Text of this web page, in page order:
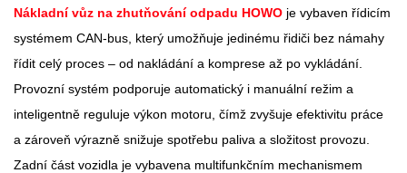
Nákladní vůz na zhutňování odpadu HOWO je vybaven řídicím
systémem CAN-bus, který umožňuje jedinému řidiči bez námahy
řídit celý proces – od nakládání a komprese až po vykládání.
Provozní systém podporuje automatický i manuální režim a
inteligentně reguluje výkon motoru, čímž zvyšuje efektivitu práce
a zároveň výrazně snižuje spotřebu paliva a složitost provozu.
Zadní část vozidla je vybavena multifunkčním mechanismem